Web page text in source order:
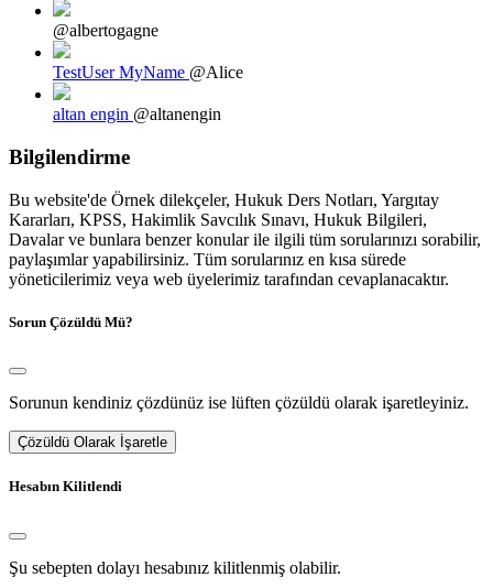
@albertogagne
TestUser MyName @Alice
altan engin @altanengin
Bilgilendirme
Bu website'de Örnek dilekçeler, Hukuk Ders Notları, Yargıtay
Kararları, KPSS, Hakimlik Savcılık Sınavı, Hukuk Bilgileri,
Davalar ve bunlara benzer konular ile ilgili tüm sorularınızı sorabilir,
paylaşımlar yapabilirsiniz. Tüm sorularınız en kısa sürede
yöneticilerimiz veya web üyelerimiz tarafından cevaplanacaktır.
Sorun Çözüldü Mü?
Sorunun kendiniz çözdünüz ise lüften çözüldü olarak işaretleyiniz.
Çözüldü Olarak İşaretle
Hesabın Kilitlendi
Şu sebepten dolayı hesabınız kilitlenmiş olabilir.